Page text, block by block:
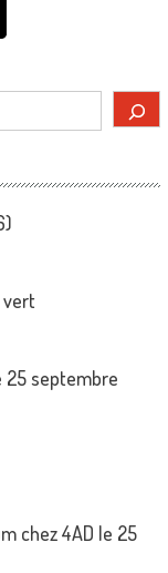
vert
25 septembre
chez 4AD le 25